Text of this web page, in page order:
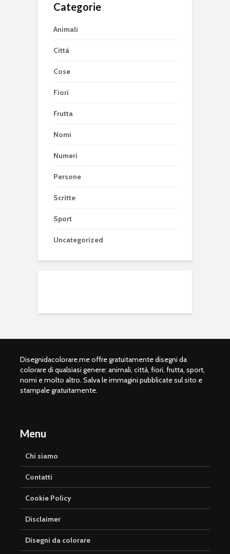
Categorie
Animali
Città
Cose
Fiori
Frutta
Nomi
Numeri
Persone
Scritte
Sport
Uncategorized
Disegnidacolorare.me offre gratuitamente disegni da
colorare di qualsiasi genere: animali, città, fiori, frutta, sport,
nomi e molto altro. Salva le immagini pubblicate sul sito e
stampale gratuitamente.
Menu
Chi siamo
Contatti
Cookie Policy
Disclaimer
Disegni da colorare